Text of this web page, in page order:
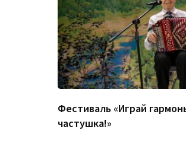
Фестиваль «Играй
частушка!»